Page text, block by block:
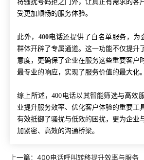
将骚扰号码拒之门外，让真正有需求的客
受更加顺畅的服务体验。
此外， 400电话还提供了白名单服务，为
群体开辟了专属通道。这一功能不仅提升
意度，更确保了企业在服务这些重要客户
最专业的响应，实现了服务价值的最大化。
综上所述，400电话以其智能筛选与高效
业提升服务效率、优化客户体验的重要工
有效抵御了骚扰与低效的困扰，更为企业
加紧密、高效的沟通桥梁。
上一篇： 400电话呼叫转移提升效率与服务